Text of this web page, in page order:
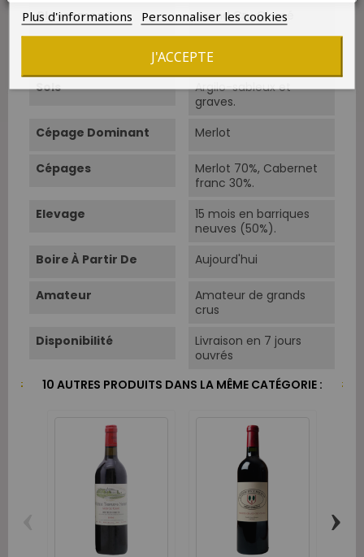
Classement Grand Cru Classé
14,6 ha.
Sols
Argilo-sableux et
graves.
Cépage Dominant
Merlot
Cépages
Merlot 70%, Cabernet
franc 30%.
Elevage
15 mois en barriques
neuves (50%).
Boire À Partir De
Aujourd'hui
Amateur
Amateur de grands
crus
Disponibilité
Livraison en 7 jours
ouvrés
10 AUTRES PRODUITS DANS LA MÊME CATÉGORIE :
›
Plus d'informations Personnaliser les cookies
J'ACCEPTE